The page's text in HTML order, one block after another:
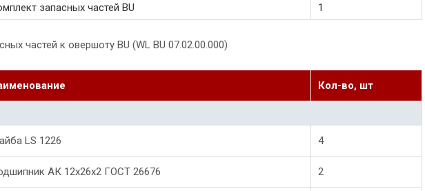
запасных частей BU 1
частей к овершоту BU (WL BU 07.02.00.000)
Кол-во, шт
LS 1226 4
АК 12х26х2 ГОСТ 26676 2